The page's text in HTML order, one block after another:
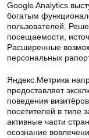
Google Analytics
богатым
пользователей.
посещаемости,
Расширенные
персональных
Яндекс.Метрика
предоставляет
поведения
посетителей в типе
активные части
осознание